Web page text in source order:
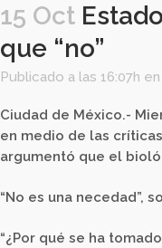
15 Oct
que “no”
Publicado a las 16:07h en
Ciudad de México.-
en medio de las
argumentó que el
“No es una necedad”,
“¿Por qué se ha